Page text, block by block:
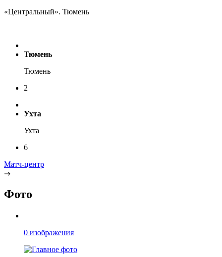
«Центральный». Тюмень
Тюмень
Тюмень
2
Ухта
Ухта
6
Матч-центр
Фото
0 изображения